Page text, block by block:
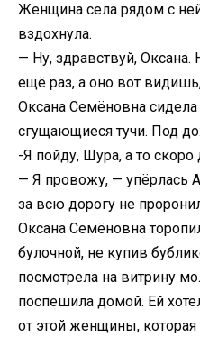
Женщина села рядом с
вздохнула.
— Ну, здравствуй, Оксана.
ещё раз, а оно вот
Оксана Семёновна
сгущающиеся тучи. Под
-Я пойду, Шура, а то
— Я провожу, — упёрлась
за всю дорогу не
Оксана Семёновна
булочной, не купив
посмотрела на витрину
поспешила домой. Ей
от этой женщины,